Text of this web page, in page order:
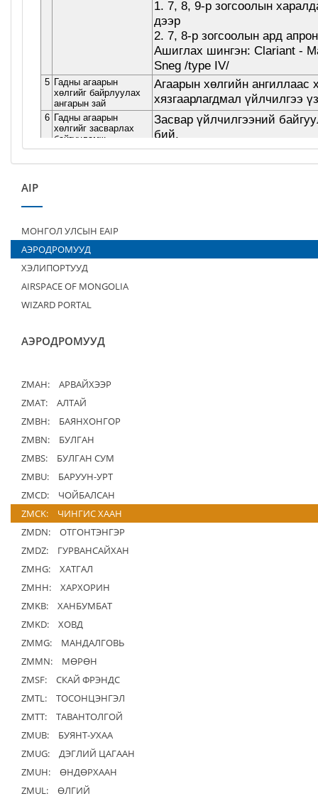
AIP
МОНГОЛ УЛСЫН EAIP
АЭРОДРОМУУД
ХЭЛИПОРТУУД
AIRSPACE OF MONGOLIA
WIZARD PORTAL
АЭРОДРОМУУД
ZMAH:
АРВАЙХЭЭР
ZMAT:
АЛТАЙ
ZMBH:
БАЯНХОНГОР
ZMBN:
БУЛГАН
ZMBS:
БУЛГАН СУМ
ZMBU:
БАРУУН-УРТ
ZMCD:
ЧОЙБАЛСАН
ZMCK:
ЧИНГИС ХААН
ZMDN:
ОТГОНТЭНГЭР
ZMDZ:
ГУРВАНСАЙХАН
ZMHG:
ХАТГАЛ
ZMHH:
ХАРХОРИН
ZMKB:
ХАНБУМБАТ
ZMKD:
ХОВД
ZMMG:
МАНДАЛГОВЬ
ZMMN:
МӨРӨН
ZMSF:
СКАЙ ФРЭНДС
ZMTL:
ТОСОНЦЭНГЭЛ
ZMTT:
ТАВАНТОЛГОЙ
ZMUB:
БУЯНТ-УХАА
ZMUG:
ДЭГЛИЙ ЦАГААН
ZMUH:
ӨНДӨРХААН
ZMUL:
ӨЛГИЙ